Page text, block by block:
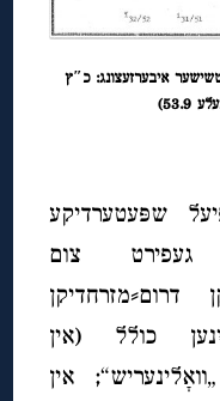
שפּעטערדיקע
געפירט צום
דרום⸗מזרחדיקן
כולל (אין
אין